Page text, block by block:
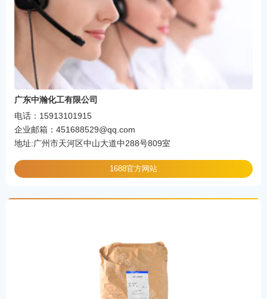
广东中瀚化工有限公司
电话：15913101915
企业邮箱：451688529@qq.com
地址:广州市天河区中山大道中288号809室
1688官方网站